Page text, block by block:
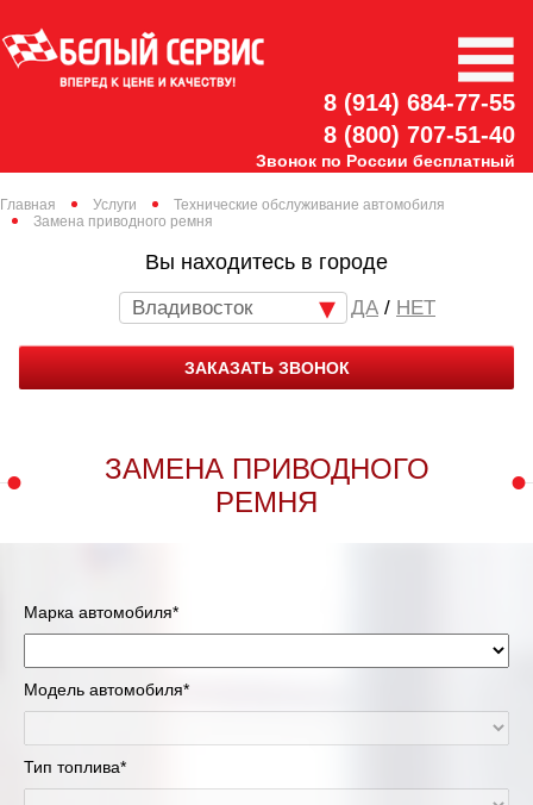
8 (914) 684-77-55
8 (800) 707-51-40
Звонок по России бесплатный
Главная Услуги
Технические обслуживание автомобиля
Замена приводного ремня
Вы находитесь в городе
Владивосток / НЕТ
ЗАКАЗАТЬ ЗВОНОК
ЗАМЕНА ПРИВОДНОГО
РЕМНЯ
Марка автомобиля*
Модель автомобиля*
Тип топлива*